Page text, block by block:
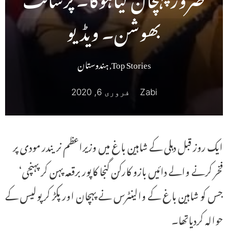
بھوشن۔ ویڈیو
Top Stories
,ہندوستان
Zabi فروری 6, 2020
ایک روز قبل دہلی کے شاہین باغ میں وزیراعظم نریندر مودی پر
فخر کرنے والے دائیں بازو کارکن گنجا کاپور برقعہ پہن کر پہنچی‘
جس کو شاہین باغ کے والینٹرس نے پہچان اور پکڑ کر پولیس کے
حوالہ کردیاتھا۔